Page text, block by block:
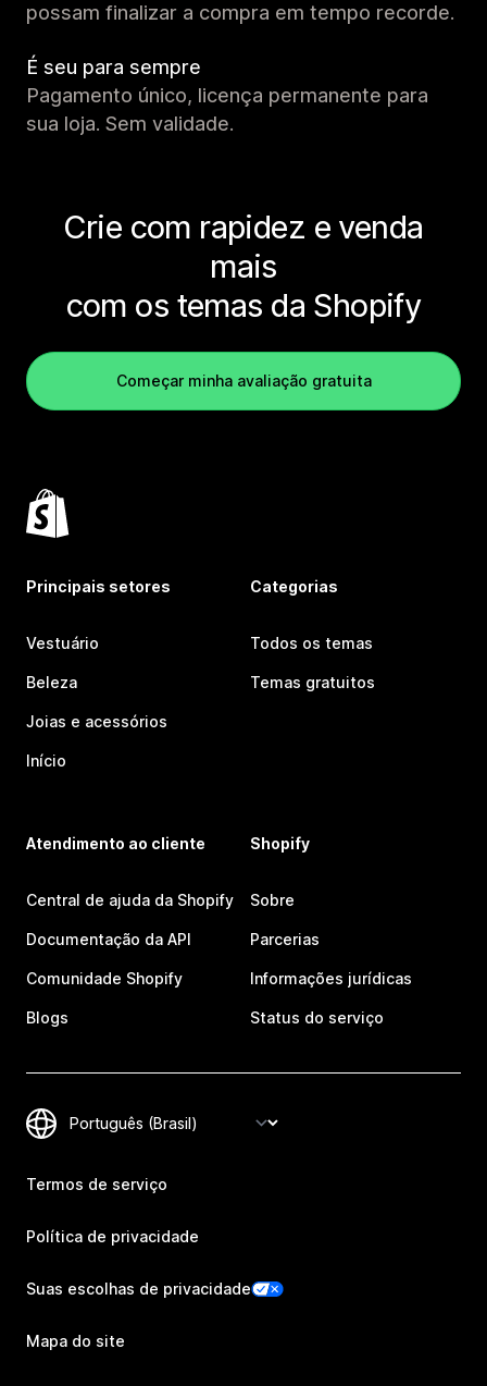
possam finalizar a compra em tempo recorde.
É seu para sempre
Pagamento único, licença permanente para
sua loja. Sem validade.
Crie com rapidez e venda
mais
com os temas da Shopify
Começar minha avaliação gratuita
Principais setores
Vestuário
Beleza
Joias e acessórios
Início
Categorias
Todos os temas
Temas gratuitos
Atendimento ao cliente
Central de ajuda da Shopify
Documentação da API
Comunidade Shopify
Blogs
Shopify
Sobre
Parcerias
Informações jurídicas
Status do serviço
Termos de serviço
Política de privacidade
Suas escolhas de privacidade
Mapa do site